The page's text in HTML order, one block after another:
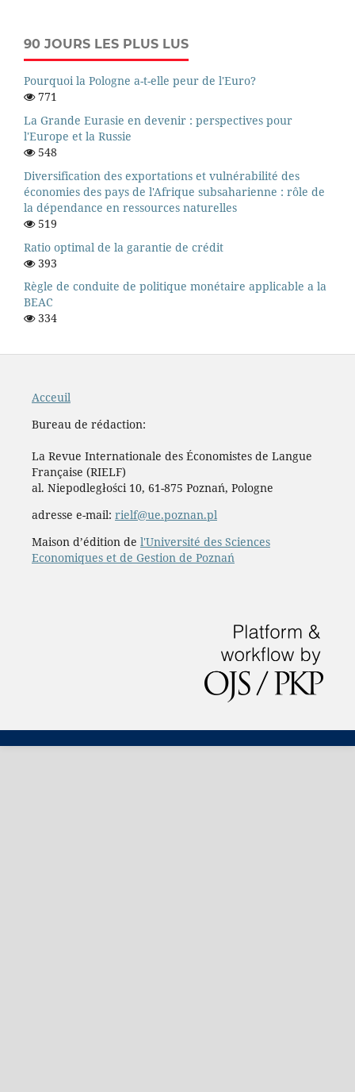
90 JOURS LES PLUS LUS
Pourquoi la Pologne a-t-elle peur de l'Euro?
771
La Grande Eurasie en devenir : perspectives pour
l'Europe et la Russie
548
Diversification des exportations et vulnérabilité des
économies des pays de l'Afrique subsaharienne : rôle de
la dépendance en ressources naturelles
519
Ratio optimal de la garantie de crédit
393
Règle de conduite de politique monétaire applicable a la
BEAC
334
Acceuil
Bureau de rédaction:
La Revue Internationale des Économistes de Langue
Française (RIELF)
al. Niepodległości 10, 61-875 Poznań, Pologne
adresse e-mail: rielf@ue.poznan.pl
Maison d’édition de l'Université des Sciences
Economiques et de Gestion de Poznań